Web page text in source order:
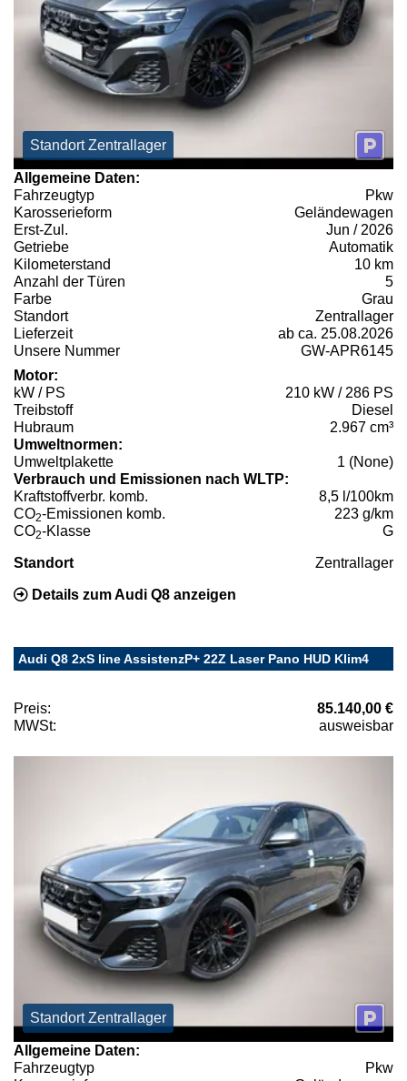
Standort Zentrallager
Allgemeine Daten:
Fahrzeugtyp
Pkw
Karosserieform
Geländewagen
Erst-Zul.
Jun / 2026
Getriebe
Automatik
Kilometerstand
10 km
Anzahl der Türen
5
Farbe
Grau
Standort
Zentrallager
Lieferzeit
ab ca. 25.08.2026
Unsere Nummer
GW-APR6145
Motor:
kW / PS
210 kW / 286 PS
Treibstoff
Diesel
Hubraum
2.967 cm³
Umweltnormen:
Umweltplakette
1 (None)
Verbrauch und Emissionen nach WLTP:
Kraftstoffverbr. komb.
8,5 l/100km
CO2-Emissionen komb.
223 g/km
CO2-Klasse G
Standort Zentrallager
Details zum Audi Q8 anzeigen
Audi Q8 2xS line AssistenzP+ 22Z Laser Pano HUD Klim4
Preis:
85.140,00 €
MWSt:
ausweisbar
Standort Zentrallager
Allgemeine Daten:
Fahrzeugtyp
Pkw